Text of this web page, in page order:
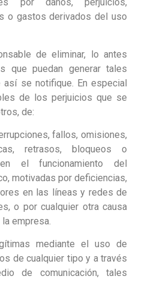
o gastos derivados del uso
de eliminar, lo antes
que puedan generar tales
así se notifique. En especial
de los perjuicios que se
de:
fallos, omisiones,
retrasos, bloqueos o
el funcionamiento del
motivadas por deficiencias,
en las líneas y redes de
o por cualquier otra causa
empresa.
mediante el uso de
de cualquier tipo y a través
de comunicación, tales